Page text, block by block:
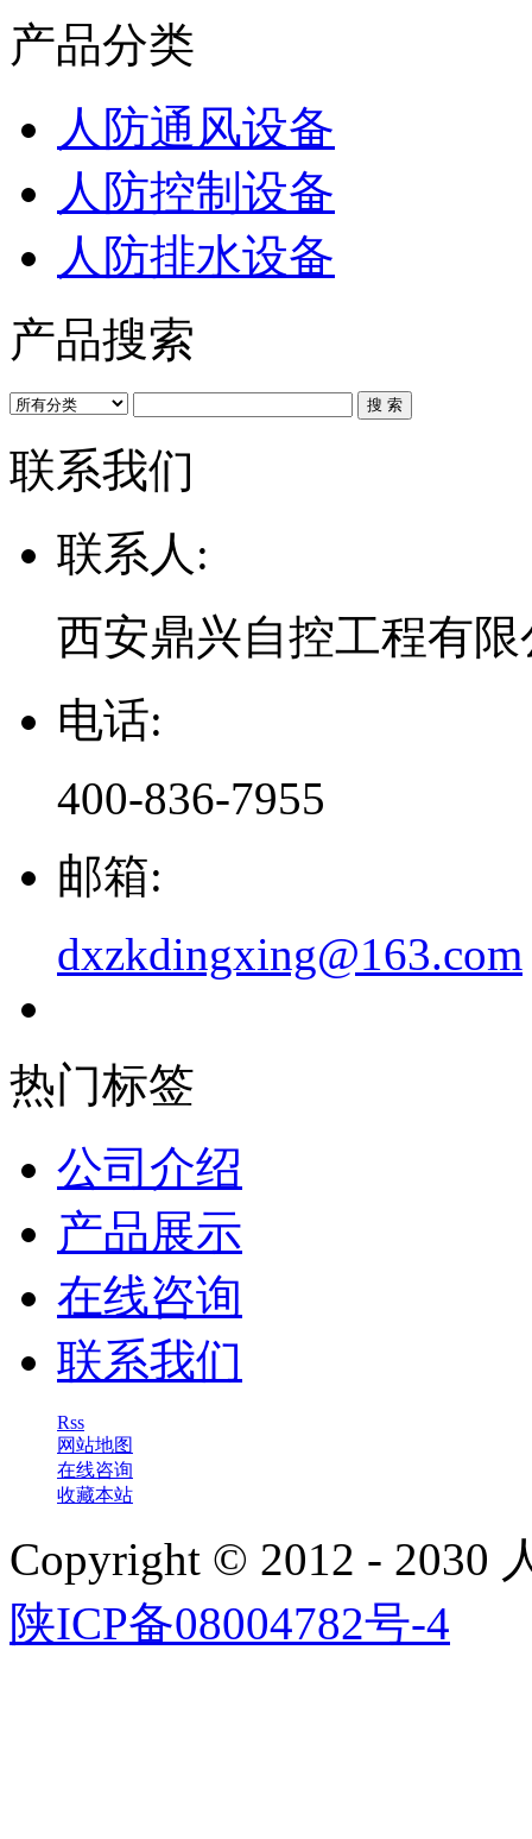
产品分类
人防通风设备
人防控制设备
人防排水设备
产品搜索
联系我们
联系人:
西安鼎兴自控工程有限
电话:
400-836-7955
邮箱:
dxzkdingxing@163.com
热门标签
公司介绍
产品展示
在线咨询
联系我们
Rss
网站地图
在线咨询
收藏本站
Copyright © 2012 - 2030
陕ICP备08004782号-4